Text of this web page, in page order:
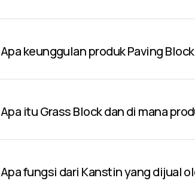
Apa keunggulan produk Paving
Apa itu Grass Block dan di mana
Apa fungsi dari Kanstin yang dijual